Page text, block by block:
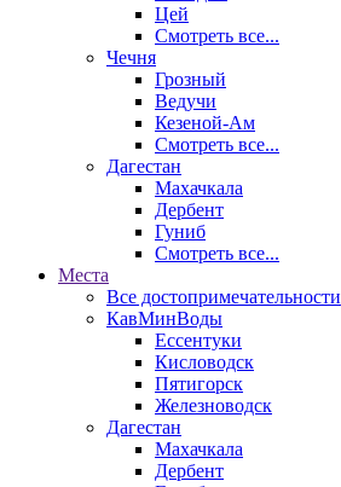
Цей
Смотреть все...
Чечня
Грозный
Ведучи
Кезеной-Ам
Смотреть все...
Дагестан
Махачкала
Дербент
Гуниб
Смотреть все...
Места
Все достопримечательности
КавМинВоды
Ессентуки
Кисловодск
Пятигорск
Железноводск
Дагестан
Махачкала
Дербент